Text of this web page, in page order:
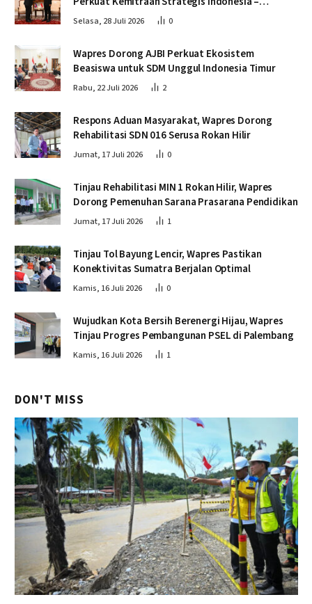
Kamboja
Selasa, 28 Juli 2026 0
Wapres Dorong AJBI Perkuat Ekosistem
Beasiswa untuk SDM Unggul Indonesia Timur
Rabu, 22 Juli 2026 2
Respons Aduan Masyarakat, Wapres Dorong
Rehabilitasi SDN 016 Serusa Rokan Hilir
Jumat, 17 Juli 2026 0
Tinjau Rehabilitasi MIN 1 Rokan Hilir, Wapres
Dorong Pemenuhan Sarana Prasarana Pendidikan
Jumat, 17 Juli 2026 1
Tinjau Tol Bayung Lencir, Wapres Pastikan
Konektivitas Sumatra Berjalan Optimal
Kamis, 16 Juli 2026 0
Wujudkan Kota Bersih Berenergi Hijau, Wapres
Tinjau Progres Pembangunan PSEL di Palembang
Kamis, 16 Juli 2026 1
DON'T MISS